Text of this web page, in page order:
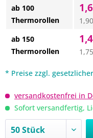
ab 100
Thermorollen
ab 150
Thermorollen
* Preise zzgl.
versandkostenfrei in
Sofort versandfertig,